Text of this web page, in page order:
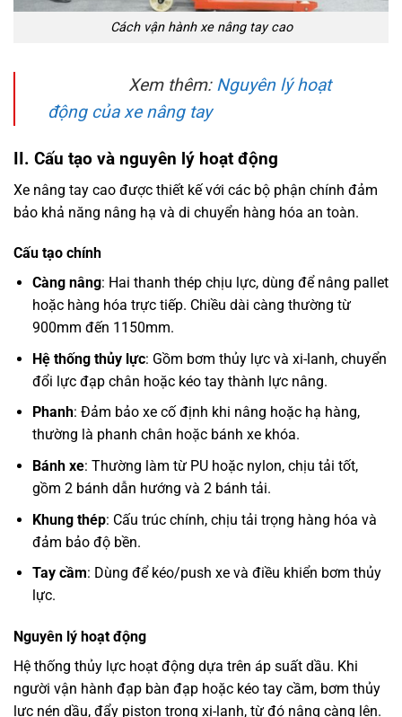
Cách vận hành xe nâng tay cao
Xem thêm: Nguyên lý hoạt
động của xe nâng tay
II. Cấu tạo và nguyên lý hoạt động
Xe nâng tay cao được thiết kế với các bộ phận chính đảm
bảo khả năng nâng hạ và di chuyển hàng hóa an toàn.
Cấu tạo chính
Càng nâng: Hai thanh thép chịu lực, dùng để nâng pallet
hoặc hàng hóa trực tiếp. Chiều dài càng thường từ
900mm đến 1150mm.
Hệ thống thủy lực: Gồm bơm thủy lực và xi-lanh, chuyển
đổi lực đạp chân hoặc kéo tay thành lực nâng.
Phanh: Đảm bảo xe cố định khi nâng hoặc hạ hàng,
thường là phanh chân hoặc bánh xe khóa.
Bánh xe: Thường làm từ PU hoặc nylon, chịu tải tốt,
gồm 2 bánh dẫn hướng và 2 bánh tải.
Khung thép: Cấu trúc chính, chịu tải trọng hàng hóa và
đảm bảo độ bền.
Tay cầm: Dùng để kéo/push xe và điều khiển bơm thủy
lực.
Nguyên lý hoạt động
Hệ thống thủy lực hoạt động dựa trên áp suất dầu. Khi
người vận hành đạp bàn đạp hoặc kéo tay cầm, bơm thủy
lực nén dầu, đẩy piston trong xi-lanh, từ đó nâng càng lên.